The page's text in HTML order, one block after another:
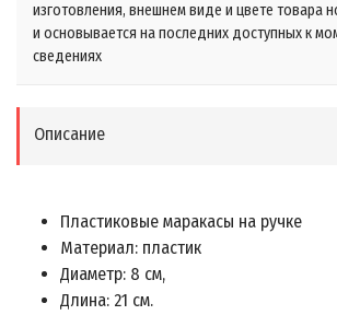
изготовления, внешнем виде и цвете товара
и основывается на последних доступных к
сведениях
Описание
Пластиковые маракасы на ручке
Материал: пластик
Диаметр: 8 cм,
Длина: 21 см.